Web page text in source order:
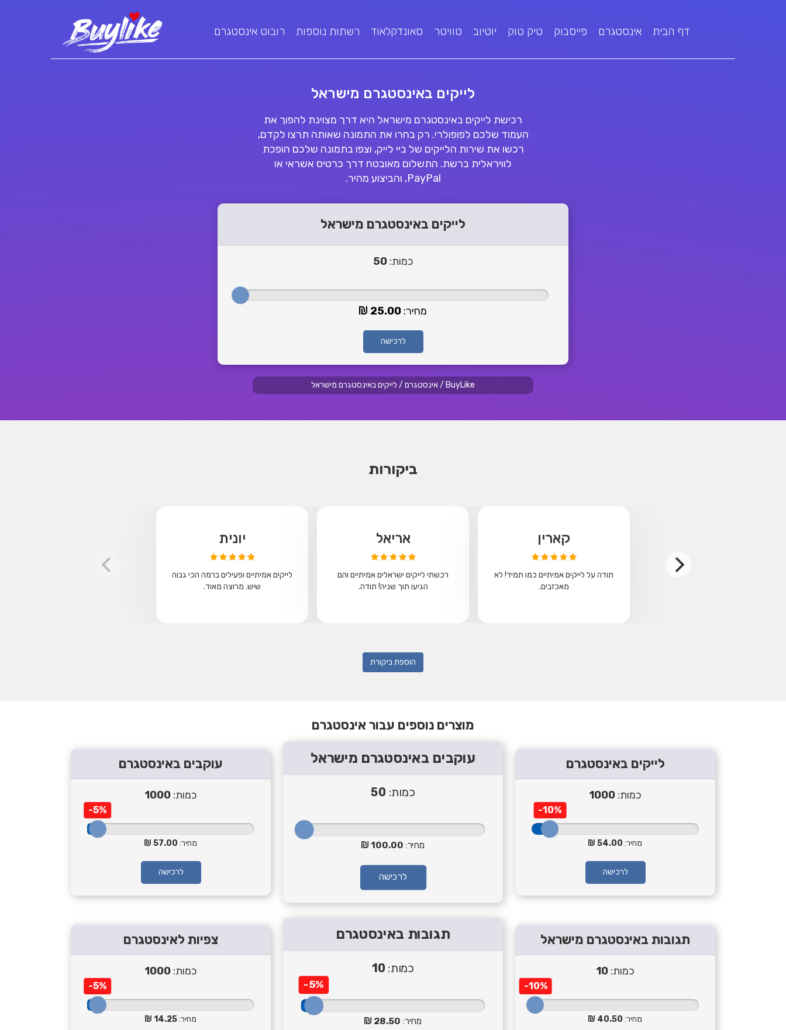
דף הבית אינסטגרם פייסבוק טיק טוק יוטיוב טוויטר סאונדקלאוד רשתות נוספות רובוט אינסטגרם
לייקים באינסטגרם מישראל
רכישת לייקים באינסטגרם מישראל היא דרך מצוינת להפוך את
העמוד שלכם לפופולרי. רק בחרו את התמונה שאותה תרצו לקדם,
רכשו את שירות הלייקים של ביי לייק, וצפו בתמונה שלכם הופכת
לוויראלית ברשת. התשלום מאובטח דרך כרטיס אשראי או
PayPal, והביצוע מהיר.
לייקים באינסטגרם מישראל
כמות:50
מחיר: 25.00
לרכישה
BuyLike
/אינסטגרם / לייקים באינסטגרם מישראל
ביקורות
יונית
לייקים אמיתיים ופעילים ברמה הכי גבוה
שיש. מרוצה מאוד.
אריאל
רכשתי לייקים ישראלים אמיתיים והם
הגיעו תוך שניה! תודה.
קארין
תודה על לייקים אמיתיים כמו תמיד! לא
מאכזבים.
הוספת ביקורת
מוצרים נוספים עבור אינסטגרם
עוקבים באינסטגרם
כמות: 1000
-5%
מחיר: 57.00
לרכישה
עוקבים באינסטגרם מישראל
כמות: 50
מחיר: 100.00
לרכישה
לייקים באינסטגרם
כמות: 1000
-10%
מחיר: 54.00
לרכישה
צפיות לאינסטגרם
כמות: 1000
-5%
מחיר:14.25
תגובות באינסטגרם
כמות: 10
-5%
מחיר: 28.50
תגובות באינסטגרם מישראל
כמות: 10
-10%
מחיר: 40.50